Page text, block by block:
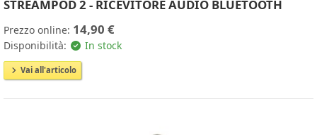
STREAMPOD 2 - RICEVITORE AUDIO BLUETOOTH
Prezzo online: 14,90 €
Disponibilità: In stock
Vai all'articolo